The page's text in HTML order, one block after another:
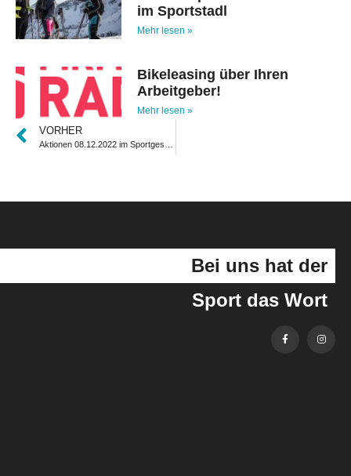
im Sportstadl
Mehr lesen »
Bikeleasing über Ihren
Arbeitgeber!
Mehr lesen »
VORHER
Bei uns hat der
Sport das Wort